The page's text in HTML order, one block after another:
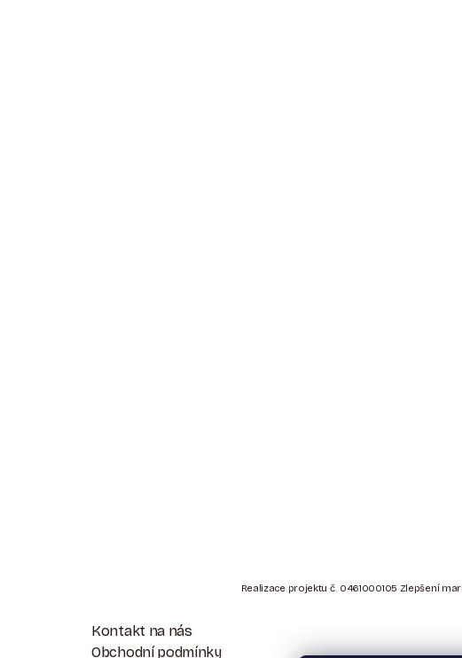
Realizace projektu č. 0461000105 Zlepšení
Kontakt na nás
Obchodní podmínky